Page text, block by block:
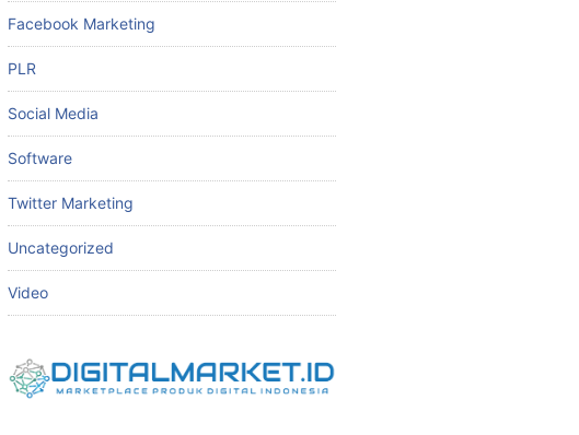
Facebook Marketing
PLR
Social Media
Software
Twitter Marketing
Uncategorized
Video